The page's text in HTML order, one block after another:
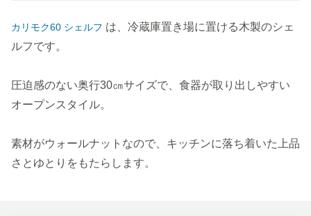
カリモク60 シェルフ は、冷蔵庫置き場に置ける木製のシェ
ルフです。
圧迫感のない奥行30㎝サイズで、食器が取り出しやすい
オープンスタイル。
素材がウォールナットなので、キッチンに落ち着いた上品
さとゆとりをもたらします。